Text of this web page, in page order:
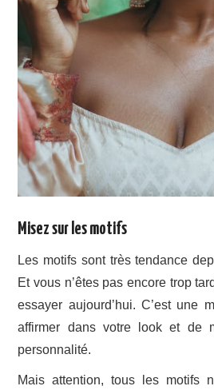
Misez sur les motifs
Les motifs sont très tendance
Et vous n’êtes pas encore trop
essayer aujourd’hui. C’est une
affirmer dans votre look et de
personnalité.
Mais attention, tous les motifs